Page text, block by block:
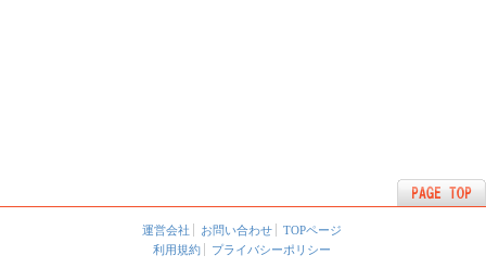
運営会社 お問い合わせ
TOPページ
利用規約
プライバシーポリシー